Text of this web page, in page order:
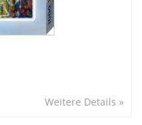
Weitere Details »